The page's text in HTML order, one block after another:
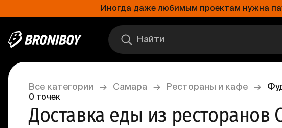
Иногда даже любимым проектам нужна
Все категории → Самара → Рестораны и кафе →
0 точек
Доставка еды из ресторанов